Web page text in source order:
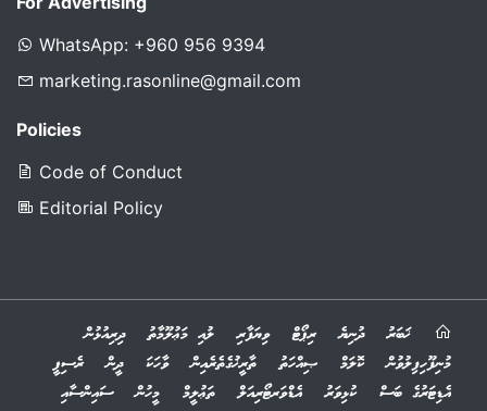
WhatsApp: +960 956 9394
marketing.rasonline@gmail.com
Policies
Code of Conduct
Editorial Policy
ޚަބަރު ދުނިޔެ ރިޕޯޓް ވިޔަފާރި ލުއި މަޢުލޫމާތު
ދިރިއުޅުން
މުނިފޫހިފިލުވުން
ކޮލަމް ޞިއްހަތު ތާރީޚުގެތެރެއިން ވާހަކަ ދީން
ރެސިޕީ
އެޑިޓަރުގެ ބަސް
ކުޅިވަރު އެޑްވަރޓޯރިއަލް ތަޢުލީމް މީހުން ސައިންސާއި